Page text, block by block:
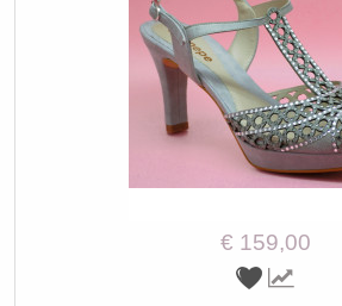
€ 159,00